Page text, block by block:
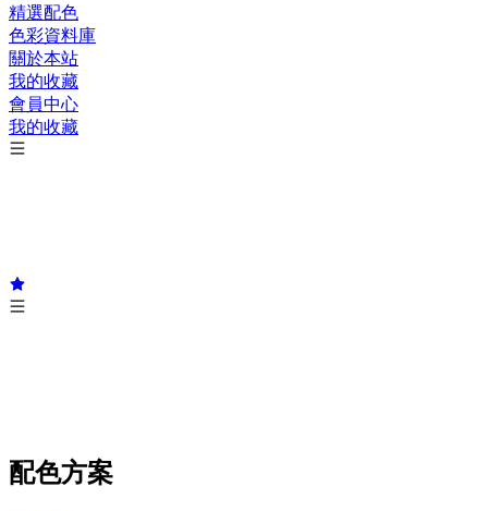
精選配色
色彩資料庫
關於本站
我的收藏
會員中心
我的收藏
配色方案